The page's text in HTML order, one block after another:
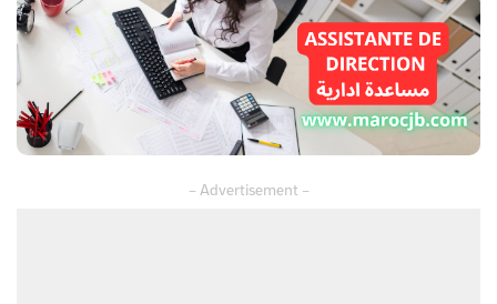
– Advertisement –